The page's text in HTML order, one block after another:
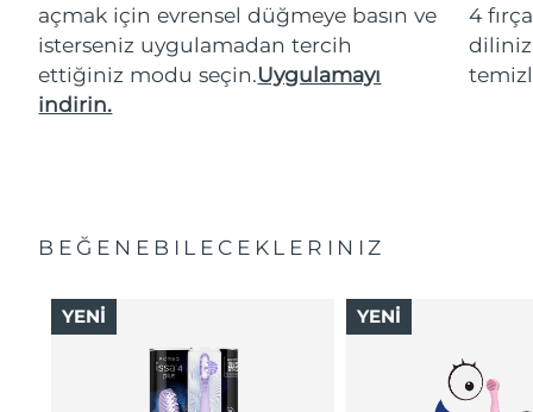
açmak için evrensel düğmeye basın ve
isterseniz uygulamadan tercih
ettiğiniz modu seçin.Uygulamayı
indirin.
4
BEĞENEBILECEKLERINIZ
YENİ YENİ